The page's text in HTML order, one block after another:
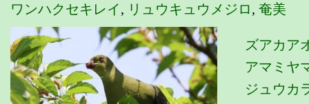
ワンハクセキレイ, リュウキュウメジロ, 奄美
ズアカア
アマミヤ
ジュウカ